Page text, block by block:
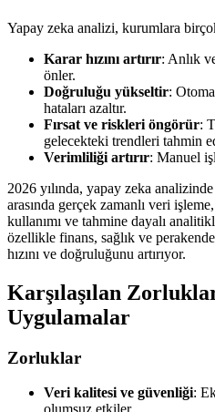
Yapay zeka analizi, kurumlara
Karar hızını artırır: Anlık
önler.
Doğruluğu yükseltir:
hataları azaltır.
Fırsat ve riskleri öngörür:
gelecekteki trendleri tahmin
Verimliliği artırır: Manuel
2026 yılında, yapay zeka
arasında gerçek zamanlı veri
kullanımı ve tahmine dayalı
özellikle finans, sağlık ve
hızını ve doğruluğunu artırıyor.
Karşılaşılan
Uygulamalar
Zorluklar
Veri kalitesi ve güvenliği: